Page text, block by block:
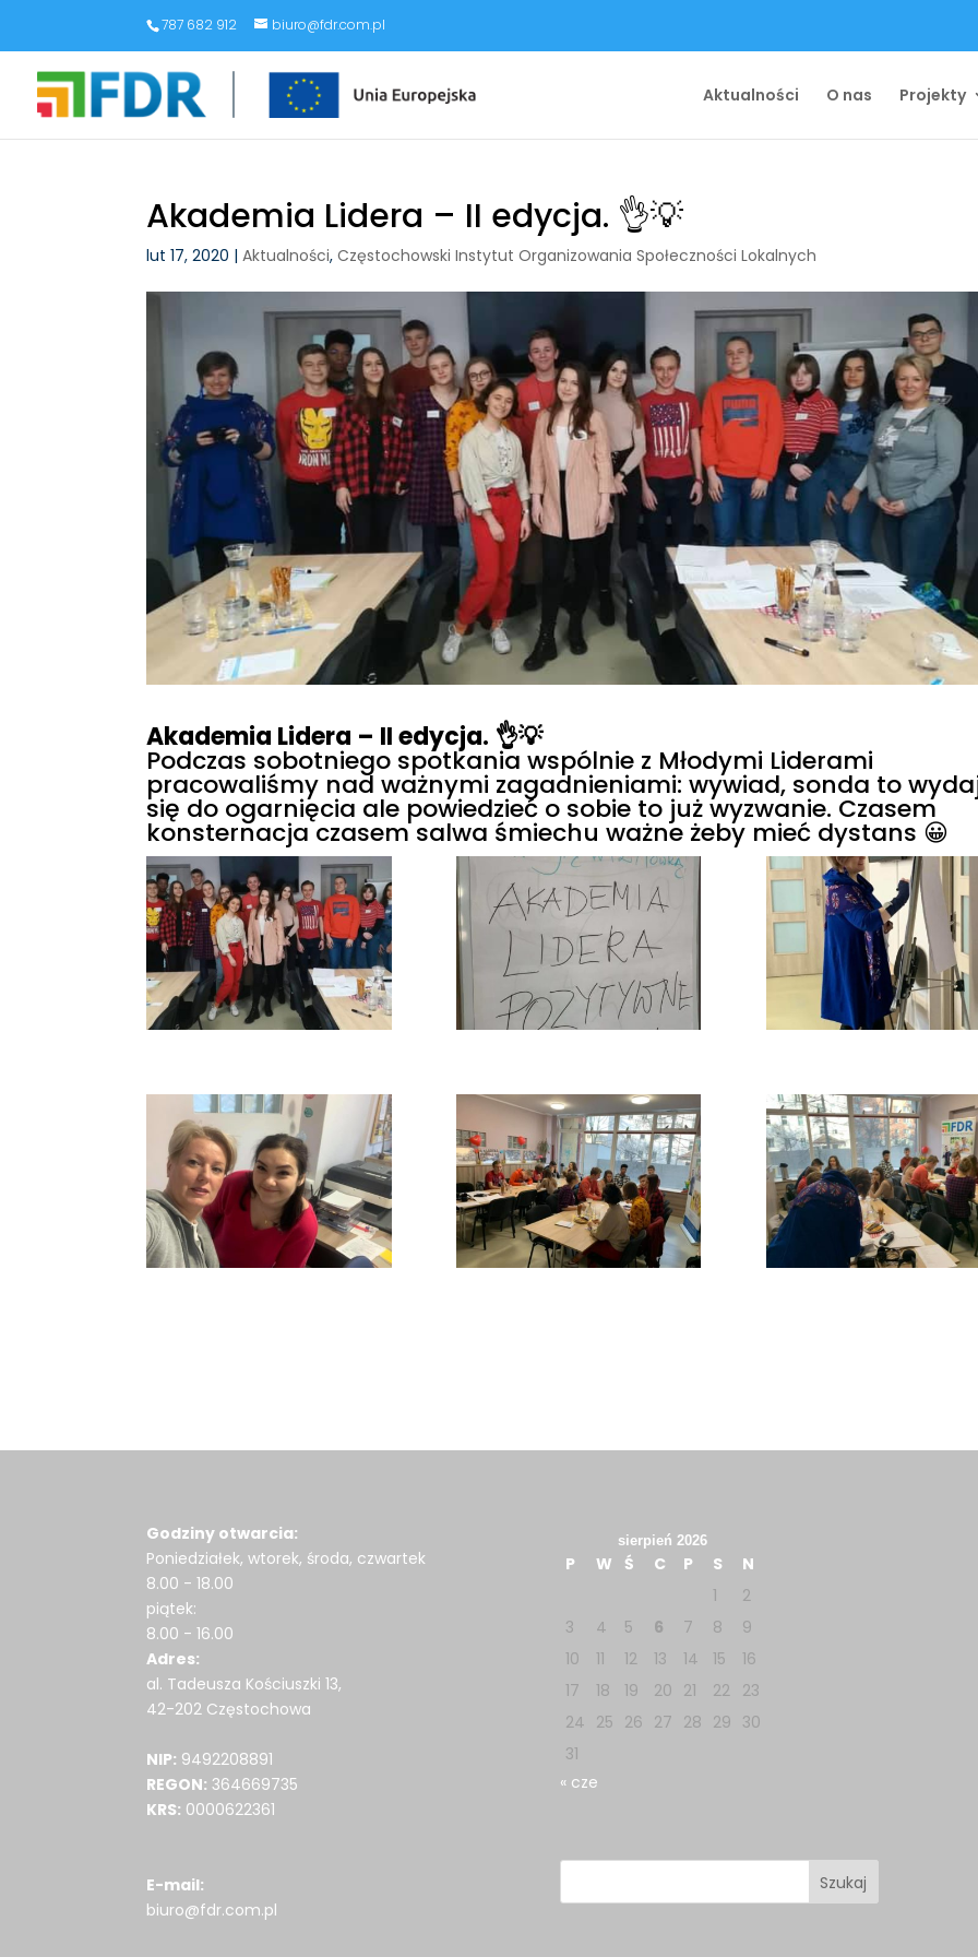
787 682 912 biuro@fdr.com.pl
Aktualności O nas Projekty
Akademia Lidera – II edycja. 👌💡
lut 17, 2020 |Aktualności,Częstochowski Instytut Organizowania Społeczności Lokalnych
Akademia Lidera – II edycja. 👌💡
Podczas sobotniego spotkania wspólnie z Młodymi Liderami
pracowaliśmy nad ważnymi zagadnieniami: wywiad, sonda to
się do ogarnięcia ale powiedzieć o sobie to już wyzwanie. Czasem
konsternacja czasem salwa śmiechu ważne żeby mieć dystans 😀
Godziny otwarcia:
Poniedziałek, wtorek, środa, czwartek
8.00 - 18.00
piątek:
8.00 - 16.00
Adres:
al. Tadeusza Kościuszki 13,
42-202 Częstochowa
NIP: 9492208891
REGON: 364669735
KRS: 0000622361
E-mail:
biuro@fdr.com.pl
sierpień 2026
P W Ś C P S
N
1
2
3
4 5 6 7 8
9
10
11 12 13 14 15
16
17
18 19 20 21 22
23
24 25 26 27 28 29 30
31
« cze